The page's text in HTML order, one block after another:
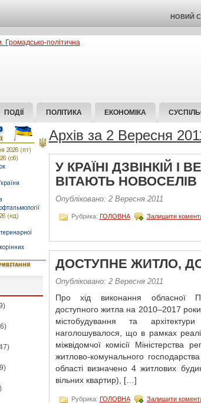
НОВИЙ
ПОДІЇ ПОЛІТИКА ЕКОНОМІКА
Архів за 2 Вересня
У КРАЇНІ ДЗВІНКІЙ І
ВІТАЮТЬ НОВОСЕЛІВ
Опубліковано: 2 Вересня 2011
Рубрика: ГОЛОВНА Залишити
ДОСТУПНЕ ЖИТЛО,
Опубліковано: 2 Вересня 2011
Про хід виконання обласної
доступного житла на 2010–2017
містобудування та
наголошувалося, що в рамках
міжвідомчої комісії Міністерства
житлово-комунального
області визначено 4 житлових
вільних квартир), […]
Рубрика: ГОЛОВНА Залишити